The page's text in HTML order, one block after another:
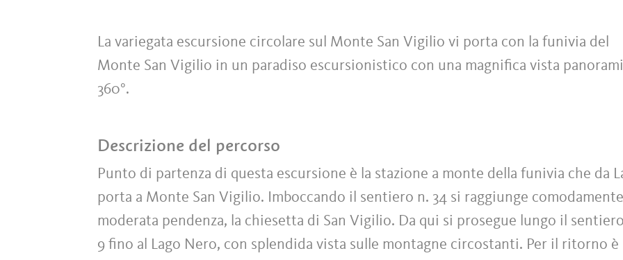
La variegata escursione circolare sul Monte San Vigilio vi porta con la funivia del
Monte San Vigilio in un paradiso escursionistico con una magnifica vista
360°.
Descrizione del percorso
Punto di partenza di questa escursione è la stazione a monte della funivia che da
porta a Monte San Vigilio. Imboccando il sentiero n. 34 si raggiunge
moderata pendenza, la chiesetta di San Vigilio. Da qui si prosegue lungo il
9 fino al Lago Nero, con splendida vista sulle montagne circostanti. Per il ritorno è